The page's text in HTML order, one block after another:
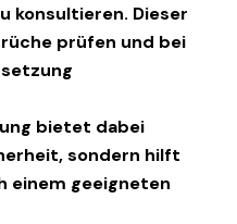
konsultieren. Dieser
prüfen und bei
bietet dabei
sondern hilft
einem geeigneten